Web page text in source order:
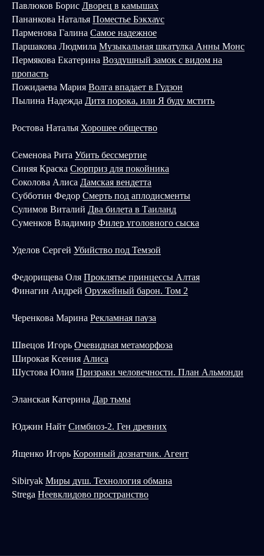
Павлюков Борис Дворец в камышах
Пананкова Наталья Поместье Бэкхаус
Парменова Галина Самое надежное
Паршакова Людмила Музыкальная шкатулка Анны Монс
Пермякова Екатерина Воздушный замок с видом на
пропасть
Пожидаева Мария Волга впадает в Гудзон
Пылина Надежда Дитя порока, или Я буду мстить
Ростова Наталья Хорошее общество
Семенова Рита Убить бессмертие
Синяя Краска Сюрприз для покойника
Соколова Алиса Дамская вендетта
Субботин Федор Смерть под аплодисменты
Сулимов Виталий Два билета в Таиланд
Суменков Владимир Филер уголовного сыска
Уделов Сергей Убийство под Темзой
Федорищева Оля Проклятье принцессы Алтая
Финагин Андрей Оружейный барон. Том 2
Черенкова Марина Рекламная пауза
Швецов Игорь Очевидная метаморфоза
Широкая Ксения Алиса
Шустова Юлия Призраки человечности. План Альмонди
Эланская Катерина Дар тьмы
Юджин Найт Симбиоз-2. Ген древних
Ященко Игорь Коронный дознатчик. Агент
Sibiryak Миры душ. Технология обмана
Strega Неевклидово пространство